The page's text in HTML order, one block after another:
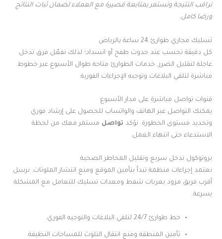
نراقب النتيجة ونستمر بمتابعة قصيرة مع العملاء لضمان ثبات النتائج
ورضا كامل.
تسليك مجاري طوارئ 24 ساعة بالرياض
كل دقيقة تحسب عند حدوث طفح أو انسداد؛ لذلك نفعّل فرق تدخل
عاجلة لتقليل الضرر. خدمات الطوارئ متاحة طوال الأسبوع عبر خطوط
مباشرة لتلقي البلاغات وتوجيه الإجراءات الفورية.
قنوات تواصل مباشرة على مدار الأسبوع
يمكنك التواصل عبر الهاتف والواتساب للحصول على إرشاد فوري
وتحديد مستوى الخطورة. نؤكد تواصل مستمر معك من لحظة
الاستدعاء حتى انتهاء العمل.
بروتوكول تدخل سريع وتقليل المخاطر الصحية
نعتمد إجراءات منظمة تبدأ بتأمين الموقع ومنع انتشار الملوثات. نرسل
أقرب فريق مزود بعربات شفط ومعدات تسليك للتعامل مع المشكلة
بسرعة.
خط طوارئ 24/7 لتلقي البلاغات والتوجيه الفوري.
تأمين المنطقة ومنع انتقال التلوث للمساحات النظيفة.